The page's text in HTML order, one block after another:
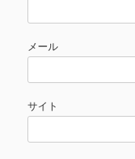
メール
サイト